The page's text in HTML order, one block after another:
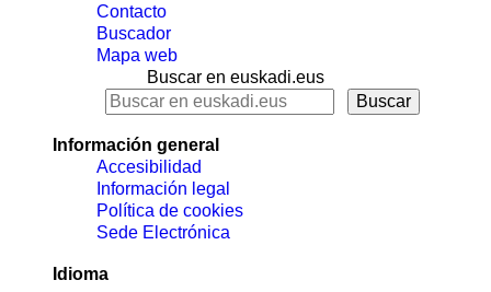
Contacto
Buscador
Mapa web
Buscar en euskadi.eus
Información general
Accesibilidad
Información legal
Política de cookies
Sede Electrónica
Idioma